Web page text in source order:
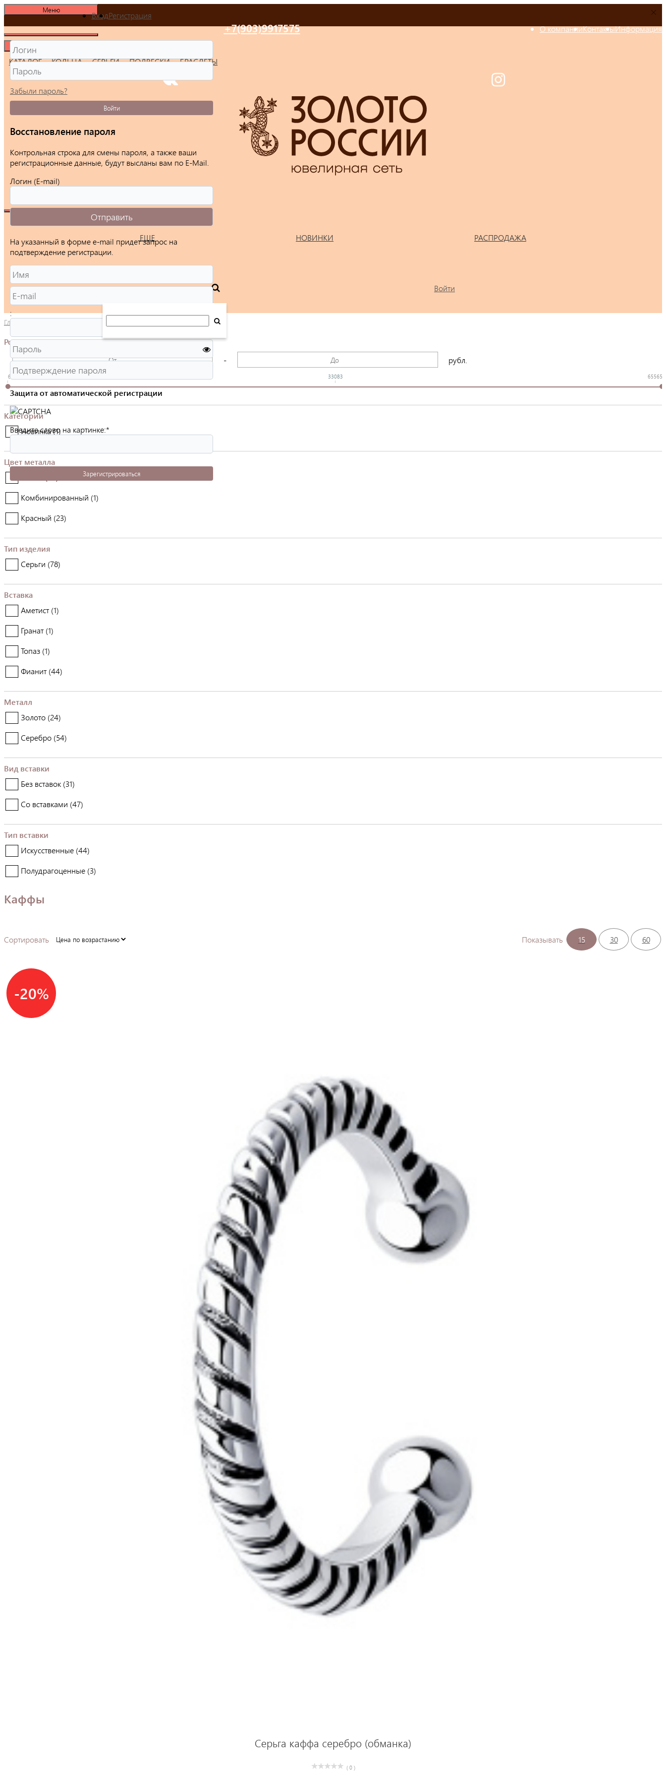
Меню
О компанииКонтактыИнформация
+7(903)9917575
КАТАЛОГ КОЛЬЦА СЕРЬГИ ПОДВЕСКИ БРАСЛЕТЫ
ЕЩЕ НОВИНКИ РАСПРОДАЖА
Войти
Главная
Розничная цена
-
рубл.
600 33083 65565
Категории
Новинка (1)
Цвет металла
Комбинированный (1)
Красный (23)
Тип изделия
Серьги (78)
Вставка
Аметист (1)
Гранат (1)
Топаз (1)
Фианит (44)
Металл
Золото (24)
Серебро (54)
Вид вставки
Без вставок (31)
Со вставками (47)
Тип вставки
Искусственные (44)
Полудрагоценные (3)
Каффы
Сортировать Показывать 15 30 60
-20%
Серьга каффа серебро (обманка)
( 0 )
ВходРегистрация
Забыли пароль?
Войти
Восстановление пароля
Контрольная строка для смены пароля, а также ваши
регистрационные данные, будут высланы вам по E-Mail.
Логин (E-mail)
На указанный в форме e-mail придет запрос на
подтверждение регистрации.
:
Защита от автоматической регистрации
Введите слово на картинке:*
Зарегистрироваться